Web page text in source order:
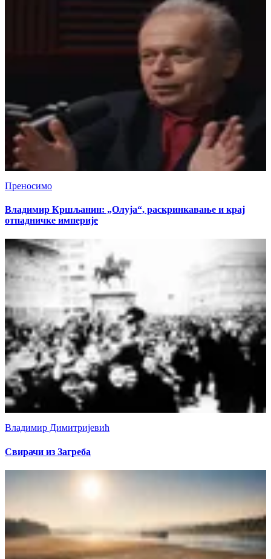
Преносимо
Владимир Кршљанин: „Олуја“, раскринкавање и крај
отпадничке империје
Владимир Димитријевић
Свирачи из Загреба